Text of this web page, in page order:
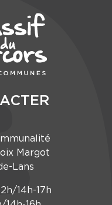
Margot
Lans
14h-17h